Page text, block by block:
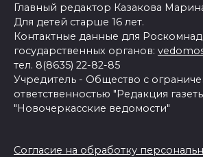
Главный редактор Казакова
Для детей старше 16 лет.
Контактные данные для
государственных органов:
тел. 8(8635) 22-82-85
Учредитель - Общество с
ответственностью "Редакция
"Новочеркасские ведомости"
Согласие на обработку